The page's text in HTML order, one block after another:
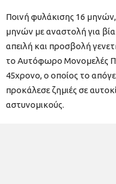
Ποινή φυλάκισης 16
μηνών με αναστολή για
απειλή και προσβολή
το Αυτόφωρο Μονομελές
45χρονο, ο οποίος το
προκάλεσε ζημιές σε
αστυνομικούς.